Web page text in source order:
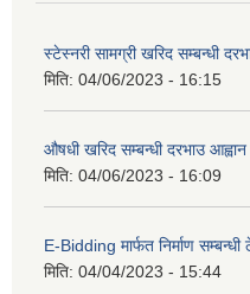
स्टेस्नरी सामग्री खरिद सम्बन्धी
मिति: 04/06/2023 - 16:15
औषधी खरिद सम्बन्धी दरभाउ
मिति: 04/06/2023 - 16:09
E-Bidding मार्फत निर्माण
मिति: 04/04/2023 - 15:44